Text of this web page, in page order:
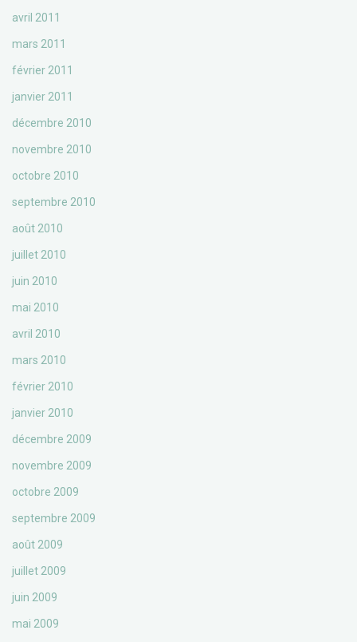
avril 2011
mars 2011
février 2011
janvier 2011
décembre 2010
novembre 2010
octobre 2010
septembre 2010
août 2010
juillet 2010
juin 2010
mai 2010
avril 2010
mars 2010
février 2010
janvier 2010
décembre 2009
novembre 2009
octobre 2009
septembre 2009
août 2009
juillet 2009
juin 2009
mai 2009